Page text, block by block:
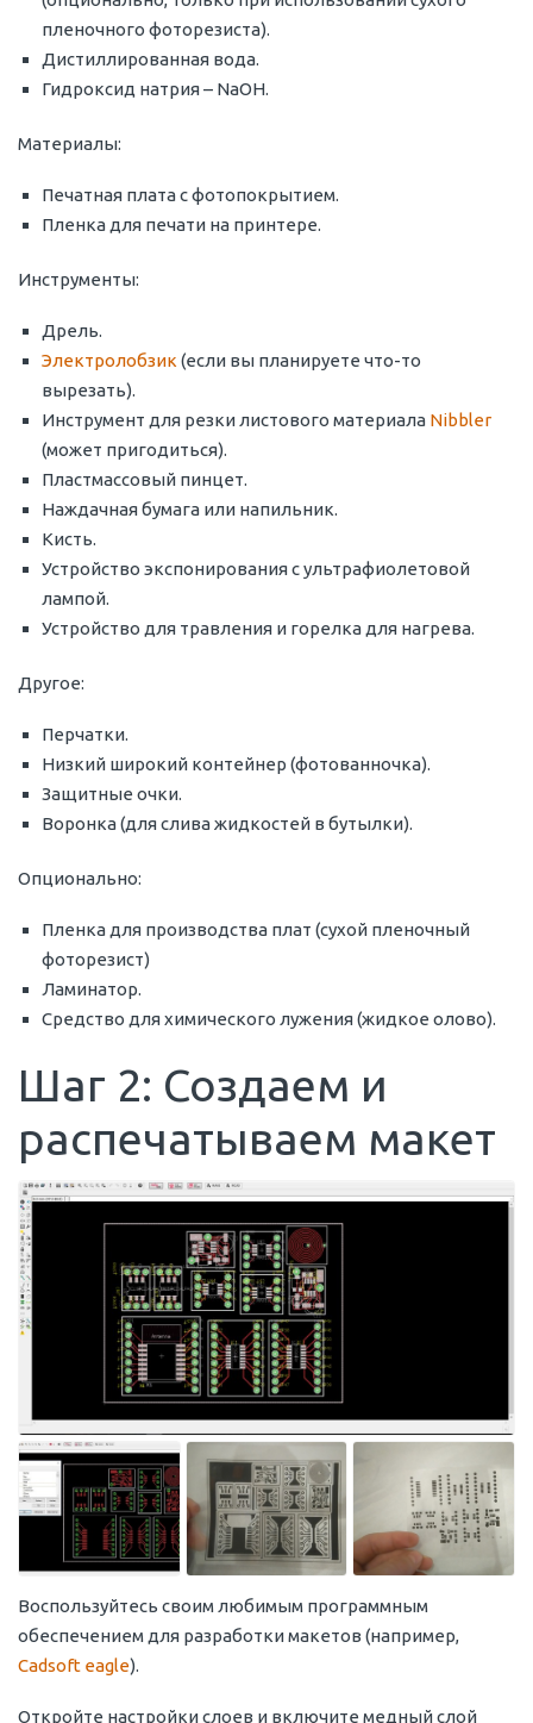
пленочного фоторезиста).
Дистиллированная вода.
Гидроксид натрия – NaOH.
Материалы:
Печатная плата с фотопокрытием.
Пленка для печати на принтере.
Инструменты:
Дрель.
Электролобзик (если вы планируете что-то
вырезать).
Инструмент для резки листового материала Nibbler
(может пригодиться).
Пластмассовый пинцет.
Наждачная бумага или напильник.
Кисть.
Устройство экспонирования с ультрафиолетовой
лампой.
Устройство для травления и горелка для нагрева.
Другое:
Перчатки.
Низкий широкий контейнер (фотованночка).
Защитные очки.
Воронка (для слива жидкостей в бутылки).
Опционально:
Пленка для производства плат (сухой пленочный
фоторезист)
Ламинатор.
Средство для химического лужения (жидкое олово).
Шаг 2: Создаем и
распечатываем макет
Воспользуйтесь своим любимым программным
обеспечением для разработки макетов (например,
Cadsoft eagle).
Откройте настройки слоев и включите медный слой